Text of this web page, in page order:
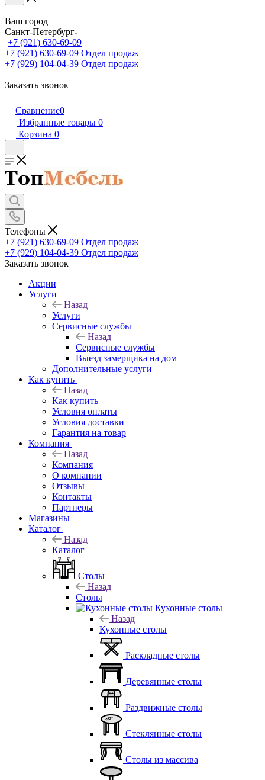
Ваш город
Санкт-Петербург
+7 (921) 630-69-09
+7 (921) 630-69-09 Отдел продаж
+7 (929) 104-04-39 Отдел продаж
Заказать звонок
Сравнение0
Избранные товары 0
Корзина 0
Телефоны
+7 (921) 630-69-09 Отдел продаж
+7 (929) 104-04-39 Отдел продаж
Заказать звонок
Акции
Услуги
Назад
Услуги
Сервисные службы
Назад
Сервисные службы
Выезд замерщика на дом
Дополнительные услуги
Как купить
Назад
Как купить
Условия оплаты
Условия доставки
Гарантия на товар
Компания
Назад
Компания
О компании
Отзывы
Контакты
Партнеры
Магазины
Каталог
Назад
Каталог
Столы
Назад
Столы
Кухонные столы
Назад
Кухонные столы
Раскладные столы
Деревянные столы
Раздвижные столы
Стеклянные столы
Столы из массива